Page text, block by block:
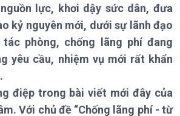
Nông nghiệp & Biển đảo
đảo
Mùa vàng
lực, khơi dậy sức dân, đưa
kỷ nguyên mới, dưới sự lãnh đạo
phòng, chống lãng phí đang
yêu cầu, nhiệm vụ mới rất khẩn
điệp trong bài viết mới đây của
Với chủ đề “Chống lãng phí - từ